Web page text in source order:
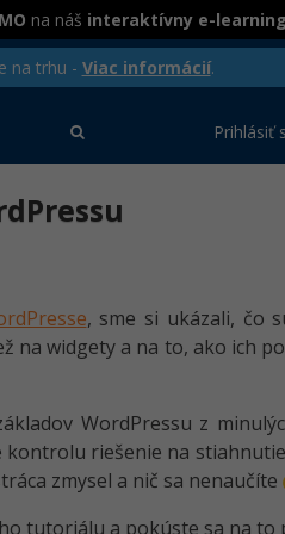
na náš interaktívny e-learning
na trhu - Viac informácií.
Prihlásiť
, sme si ukázali, čo
na widgety a na to, ako ich
WordPressu z
riešenie na
zmysel a nič sa nenaučíte
tutoriálu a pokúste sa na to